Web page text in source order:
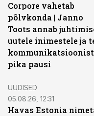
Corpore vahetab
põlvkonda | Janno
Toots annab
uutele inimestele ja
kommunikatsioonist
pika pausi
UUDISED
05.08.26, 12:31
Havas Estonia